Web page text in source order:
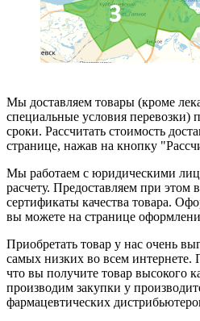
Мы доставляем товары (кроме
специальные условия перевозки)
сроки. Рассчитать стоимость
странице, нажав на кнопку
Мы работаем с юридическими
расчету. Предоставляем при этом
сертификаты качества товара.
вы можете на странице
Приобретать товар у нас очень
самых низких во всем
что вы получите товар высокого
производим закупки у
фармацевтических